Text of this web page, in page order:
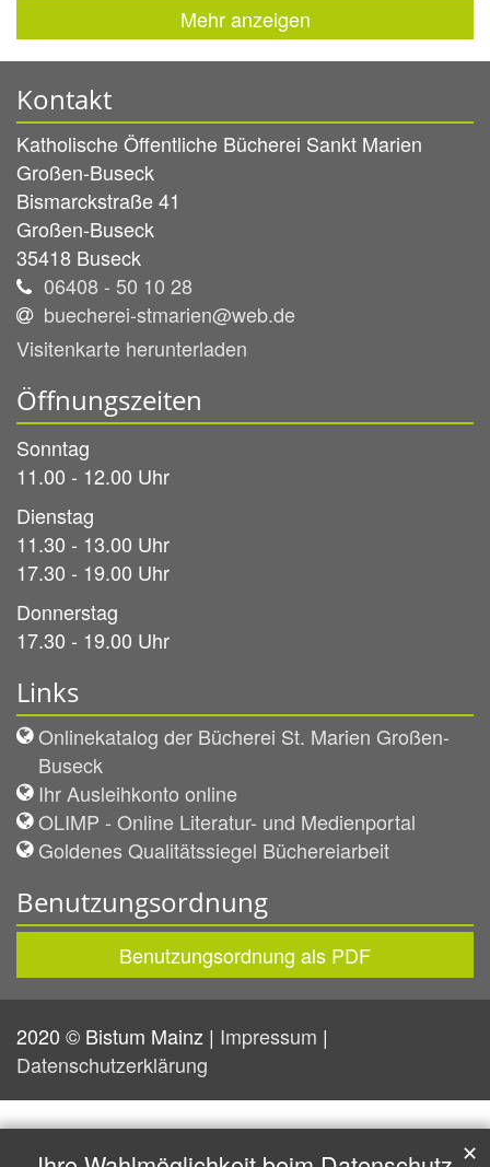
Mehr anzeigen
Kontakt
Katholische Öffentliche Bücherei Sankt Marien
Großen-Buseck
Bismarckstraße 41
Großen-Buseck
35418 Buseck
06408 - 50 10 28
buecherei-stmarien@web.de
Visitenkarte herunterladen
Öffnungszeiten
Sonntag
11.00 - 12.00 Uhr
Dienstag
11.30 - 13.00 Uhr
17.30 - 19.00 Uhr
Donnerstag
17.30 - 19.00 Uhr
Links
Onlinekatalog der Bücherei St. Marien Großen-
Buseck
Ihr Ausleihkonto online
OLIMP - Online Literatur- und Medienportal
Goldenes Qualitätssiegel Büchereiarbeit
Benutzungsordnung
Benutzungsordnung als PDF
2020 © Bistum Mainz | Impressum |
Datenschutzerklärung
✕